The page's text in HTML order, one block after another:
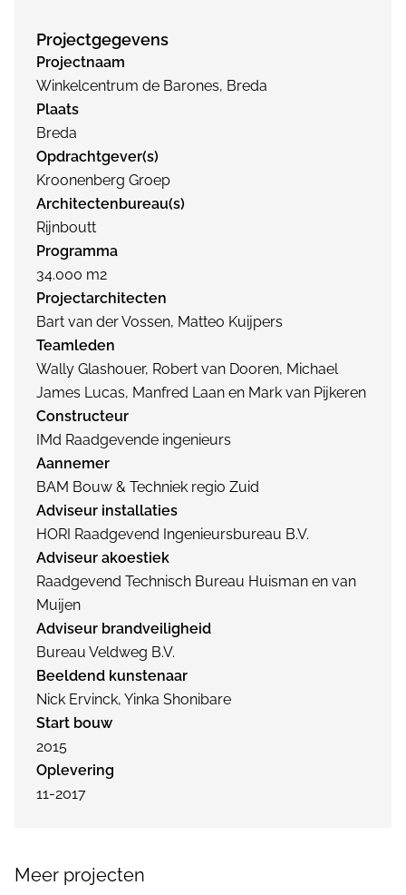
Projectgegevens
Projectnaam
Winkelcentrum de Barones, Breda
Plaats
Breda
Opdrachtgever(s)
Kroonenberg Groep
Architectenbureau(s)
Rijnboutt
Programma
34.000 m2
Projectarchitecten
Bart van der Vossen, Matteo Kuijpers
Teamleden
Wally Glashouer, Robert van Dooren, Michael
James Lucas, Manfred Laan en Mark van Pijkeren
Constructeur
IMd Raadgevende ingenieurs
Aannemer
BAM Bouw & Techniek regio Zuid
Adviseur installaties
HORI Raadgevend Ingenieursbureau B.V.
Adviseur akoestiek
Raadgevend Technisch Bureau Huisman en van
Muijen
Adviseur brandveiligheid
Bureau Veldweg B.V.
Beeldend kunstenaar
Nick Ervinck, Yinka Shonibare
Start bouw
2015
Oplevering
11-2017
Meer projecten